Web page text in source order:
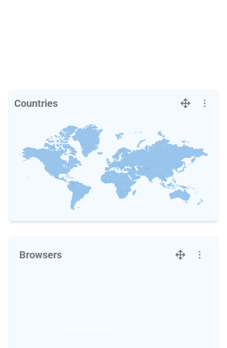
Countries
Browsers